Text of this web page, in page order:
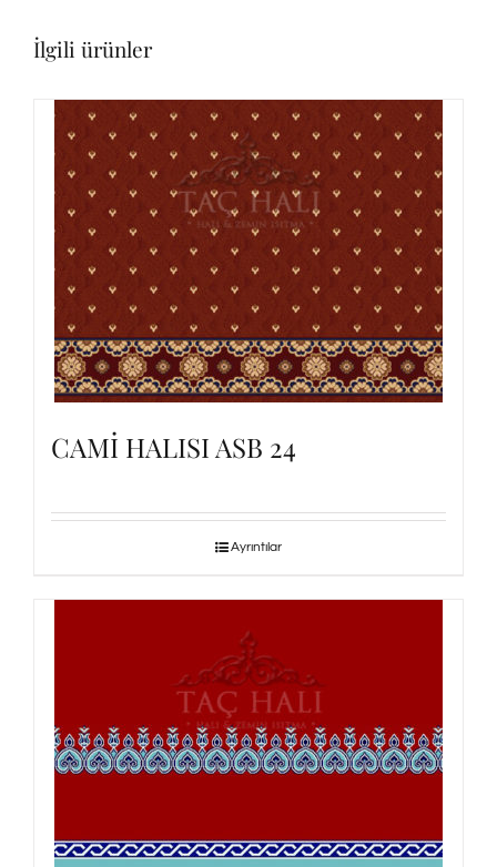
İlgili ürünler
CAMİ HALISI ASB 24
Ayrıntılar